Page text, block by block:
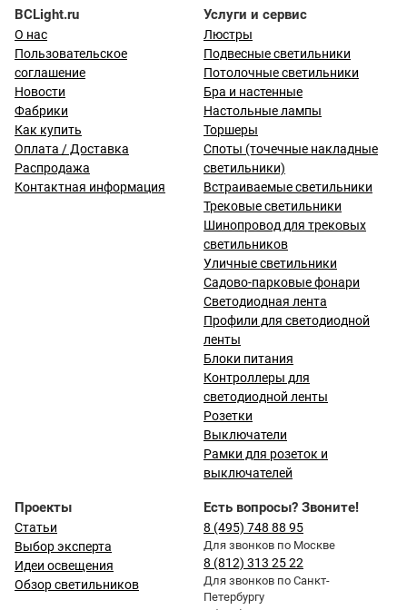
BCLight.ru
О нас
Пользовательское
соглашение
Новости
Фабрики
Как купить
Оплата / Доставка
Распродажа
Контактная информация
Услуги и сервис
Люстры
Подвесные светильники
Потолочные светильники
Бра и настенные
Настольные лампы
Торшеры
Споты (точечные накладные
светильники)
Встраиваемые светильники
Трековые светильники
Шинопровод для трековых
светильников
Уличные светильники
Садово-парковые фонари
Светодиодная лента
Профили для светодиодной
ленты
Блоки питания
Контроллеры для
светодиодной ленты
Розетки
Выключатели
Рамки для розеток и
выключателей
Проекты
Статьи
Выбор эксперта
Идеи освещения
Обзор светильников
Есть вопросы? Звоните!
8 (495) 748 88 95
Для звонков по Москве
8 (812) 313 25 22
Для звонков по Санкт-
Петербургу